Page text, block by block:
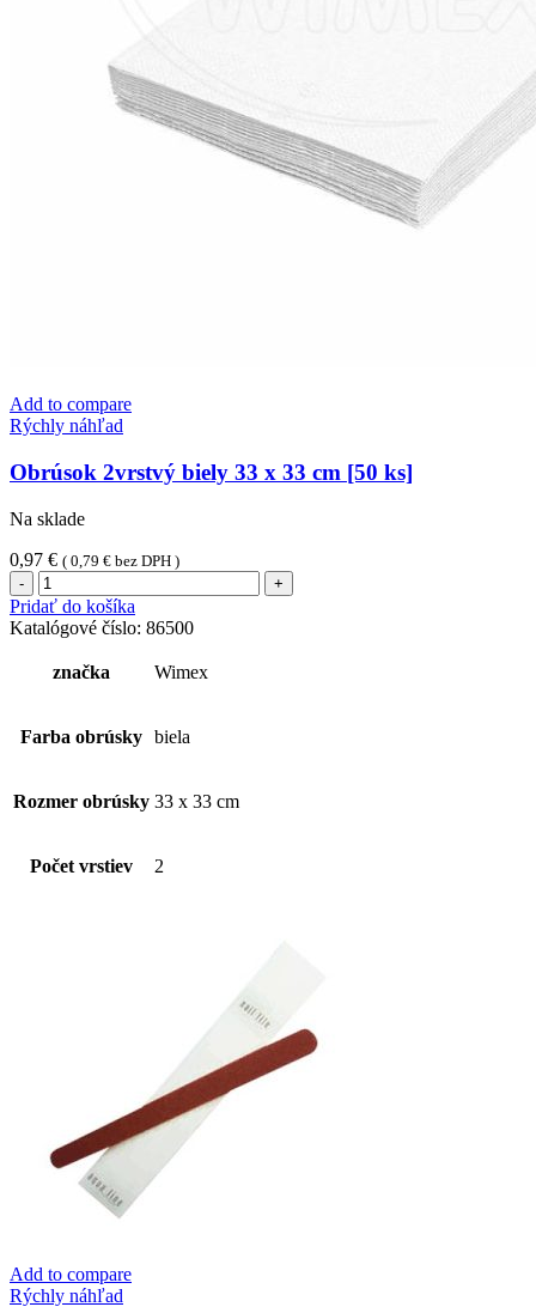
Add to compare
Rýchly náhľad
Obrúsok 2vrstvý biely 33 x 33 cm [50 ks]
Na sklade
0,97 € ( 0,79 € bez DPH )
množstvo
Obrúsok
2vrstvý
biely
33
cm
Pridať do košíka
Katalógové číslo: 86500
značka Wimex
Farba obrúsky biela
Rozmer obrúsky 33 x 33 cm
Počet vrstiev 2
Add to compare
Rýchly náhľad